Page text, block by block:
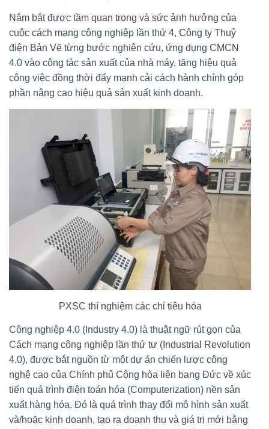
Nắm bắt được tầm quan trọng và sức ảnh hưởng của
cuộc cách mạng công nghiệp lần thứ 4, Công ty Thuỷ
điện Bản Vẽ từng bước nghiên cứu, ứng dụng CMCN
4.0 vào công tác sản xuất của nhà máy, tăng hiệu quả
công việc đồng thời đẩy mạnh cải cách hành chính góp
phần nâng cao hiệu quả sản xuất kinh doanh.
PXSC thí nghiệm các chỉ tiêu hóa
Công nghiệp 4.0 (Industry 4.0) là thuật ngữ rút gọn của
Cách mạng công nghiệp lần thứ tư (Industrial Revolution
4.0), được bắt nguồn từ một dự án chiến lược công
nghệ cao của Chính phủ Cộng hòa liên bang Đức về xúc
tiến quá trình điện toán hóa (Computerization) nền sản
xuất hàng hóa. Đó là quá trình thay đổi mô hình sản xuất
và/hoặc kinh doanh, tạo ra doanh thu và giá trị mới bằng